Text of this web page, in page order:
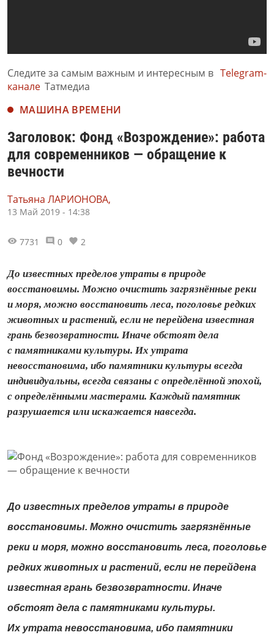
Следите за самым важным и интересным в Telegram-
канале Татмедиа
МАШИНА ВРЕМЕНИ
Заголовок: Фонд «Возрождение»: работа
для современников — обращение к
вечности
Татьяна ЛАРИОНОВА,
13 Май 2019 - 14:38
7731 0 2
До известных пределов утраты в природе
восстановимы. Можно очистить загрязнённые реки
и моря, можно восстановить леса, поголовье редких
животных и растений, если не перейдена известная
грань безвозвратности. Иначе обстоят дела
с памятниками культуры. Их утрата
невосстановима, ибо памятники культуры все­гда
индивидуальны, всегда связаны с определённой эпохой,
с определёнными мастерами. Каждый памятник
разрушается или искажается навсе­гда.
До известных пределов утраты в природе
восстановимы. Можно очистить загрязнённые
реки и моря, можно восстановить леса, поголовье
редких животных и растений, если не перейдена
известная грань безвозвратности. Иначе
обстоят дела с памятниками культуры.
Их утрата невосстановима, ибо памятники